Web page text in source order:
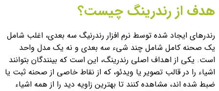
هدف از رندرینگ چیست؟
رندرهای ایجاد شده توسط نرم افزار رندرنیگ سه بعدی، اغلب شامل
یک صحنه کامل شامل چند شیء سه بعدی و نه یک مدل واحد
است. یکی از اهداف اصلی رندرینگ، این است که بینندگان بتوانند
اشیاء را در قالب تصویر یا ویدئو، که از نقاط خاصی از صحنه ثبت یا
ضبط شده اند، مشاهده کنند تا بهترین زاویه دید را از همه اشیاء